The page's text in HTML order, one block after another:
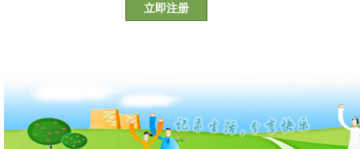
立即注册